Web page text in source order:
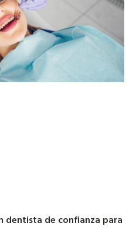
dentista de confianza para